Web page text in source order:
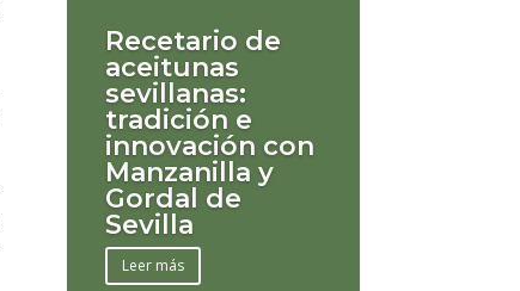
Recetario de
aceitunas
sevillanas:
tradición e
innovación con
Manzanilla y
Gordal de
Sevilla
Leer más